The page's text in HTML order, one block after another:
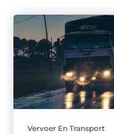
Vervoer En Transport